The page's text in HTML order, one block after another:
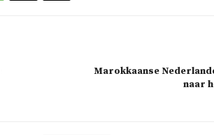
Marokkaanse
naar